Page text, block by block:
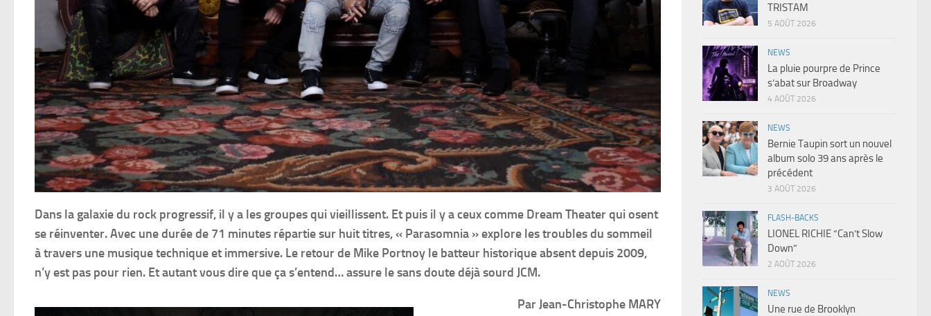
Dans la galaxie du rock progressif, il y a les groupes qui vieillissent. Et puis il y a ceux comme Dream Theater qui osent
se réinventer. Avec une durée de 71 minutes répartie sur huit titres, « Parasomnia » explore les troubles du sommeil
à travers une musique technique et immersive. Le retour de Mike Portnoy le batteur historique absent depuis 2009,
n’y est pas pour rien. Et autant vous dire que ça s’entend… assure le sans doute déjà sourd JCM.
Par Jean-Christophe MARY
TRISTAM
5 AOÛT 2026
NEWS
La pluie pourpre de Prince
s’abat sur Broadway
4 AOÛT 2026
NEWS
Bernie Taupin sort un nouvel
album solo 39 ans après le
précédent
3 AOÛT 2026
FLASH-BACKS
LIONEL RICHIE “Can’t Slow
Down”
2 AOÛT 2026
NEWS
Une rue de Brooklyn